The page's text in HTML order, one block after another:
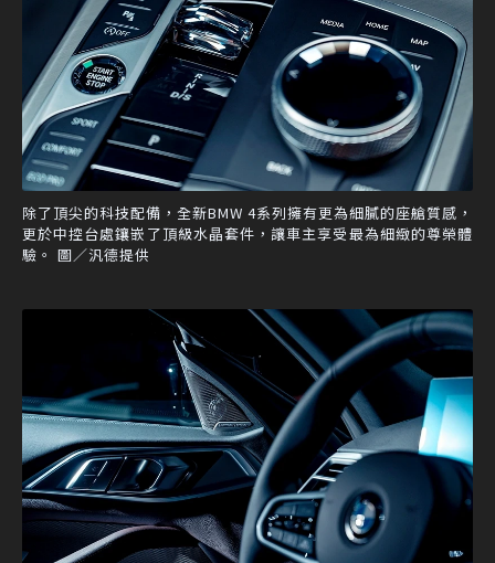
除了頂尖的科技配備，全新BMW 4系列擁有更為細膩的座艙質感，
更於中控台處鑲嵌了頂級水晶套件，讓車主享受最為細緻的尊榮體
驗。 圖／汎德提供